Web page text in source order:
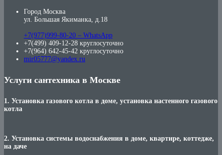
Город Москва
ул. Большая Якиманка, д.18
+7(977)999-80-20 – WhatsApp
+7(499) 409-12-28 круглосуточно
+7(964) 642-45-42 круглосуточно
mir05777@yandex.ru
Услуги сантехника в Москве
1. Установка газового котла в доме, установка настенного газового
котла
2. Установка системы водоснабжения в доме, квартире, коттедже,
на даче